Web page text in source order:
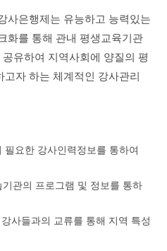
사은행제는 유능하고 능력있는
화를 통해 관내 평생교육기관
유하여 지역사회에 양질의 평
자 하는 체계적인 강사관리
요한 강사인력정보를 통하여
관의 프로그램 및 정보를 통하
사들과의 교류를 통해 지역 특성